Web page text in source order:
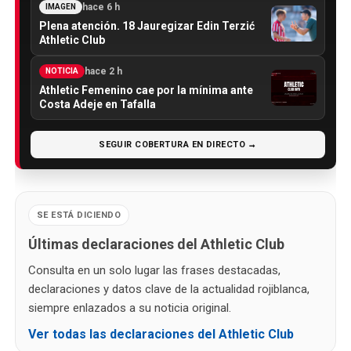
IMAGEN hace 6 h
Plena atención. 18 Jauregizar Edin Terzić
Athletic Club
NOTICIA hace 2 h
Athletic Femenino cae por la mínima ante
Costa Adeje en Tafalla
SEGUIR COBERTURA EN DIRECTO →
SE ESTÁ DICIENDO
Últimas declaraciones del Athletic Club
Consulta en un solo lugar las frases destacadas,
declaraciones y datos clave de la actualidad rojiblanca,
siempre enlazados a su noticia original.
Ver todas las declaraciones del Athletic Club